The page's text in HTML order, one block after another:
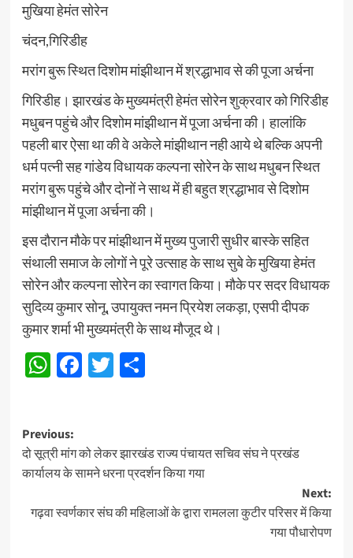
मुखिया हेमंत सोरेन
चंदन,गिरिडीह
मरांग बुरू स्थित दिशोम मांझीथान में श्रद्धाभाव से की पूजा अर्चना
गिरिडीह। झारखंड के मुख्यमंत्री हेमंत सोरेन शुक्रवार को गिरिडीह
मधुबन पहुंचे और दिशोम मांझीथान में पूजा अर्चना की। हालांकि
पहली बार ऐसा था की वे अकेले मांझीथान नही आये थे बल्कि अपनी
धर्म पत्नी सह गांडेय विधायक कल्पना सोरेन के साथ मधुबन स्थित
मरांग बुरू पहुंचे और दोनों ने साथ में ही बहुत श्रद्धाभाव से दिशोम
मांझीथान में पूजा अर्चना की।
इस दौरान मौके पर मांझीथान में मुख्य पुजारी सुधीर बास्के सहित
संथाली समाज के लोगों ने पूरे उत्साह के साथ सुबे के मुखिया हेमंत
सोरेन और कल्पना सोरेन का स्वागत किया। मौके पर सदर विधायक
सुदिव्य कुमार सोनू, उपायुक्त नमन प्रियेश लकड़ा, एसपी दीपक
कुमार शर्मा भी मुख्यमंत्री के साथ मौजूद थे।
WhatsApp
Facebook
Twitter
Share
Post
navigation
Previous:
दो सूत्री मांग को लेकर झारखंड राज्य पंचायत सचिव संघ ने प्रखंड
कार्यालय के सामने धरना प्रदर्शन किया गया
Next:
गढ़वा स्वर्णकार संघ की महिलाओं के द्वारा रामलला कुटीर परिसर में किया
गया पौधारोपण